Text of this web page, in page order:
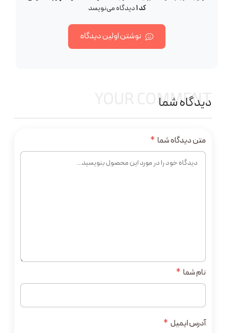
کد ۱ دیدگاه می‌نویسد
نوشتن اولین دیدگاه
دیدگاه شما
YOUR COMMENT
نام شما *
آدرس ایمیل *
متن دیدگاه شما *